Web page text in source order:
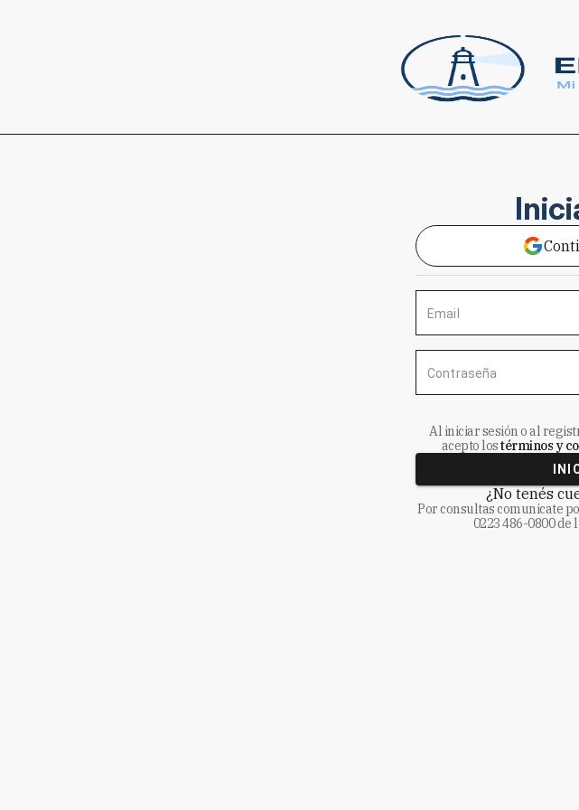
Email
Contraseña
Al iniciar sesión o al
acepto lostérminos y
¿No tenés
Por consultas comunicate
0223 486-0800de